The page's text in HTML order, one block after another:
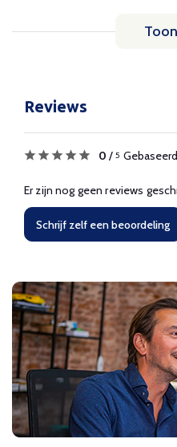
Reviews
0 / 5
Er zijn nog geen reviews
Schrijf zelf een beoordeling